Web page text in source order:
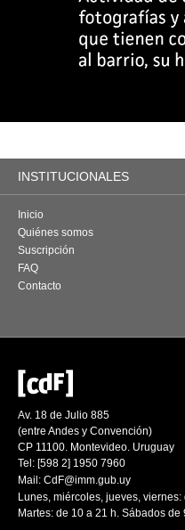
INSTITUCIONALES
Inicio
Quiénes somos
Suscripción
FAQ
Contacto
Av. 18 de Julio 885
(entre Andes y Convención)
CP 11100. Montevideo. Uruguay
Tel: [598 2] 1950 7960
Mail: CdF@imm.gub.uy
Lunes, miércoles, jueves,
Martes: de 10 a 21 h. Sábados de